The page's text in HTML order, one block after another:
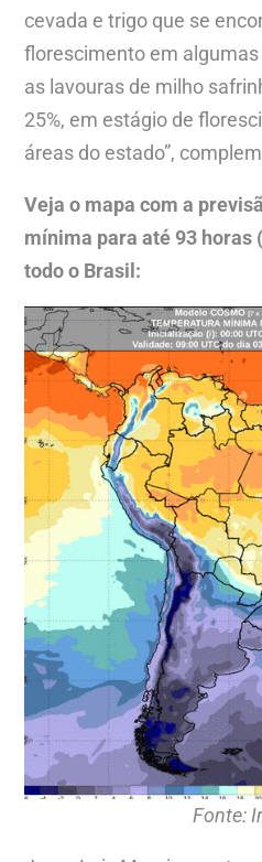
cevada e trigo que se
florescimento em algumas
as lavouras de milho
25%, em estágio de
áreas do estado”,
Veja o mapa com a
mínima para até 93 horas
todo o Brasil:
Fonte: